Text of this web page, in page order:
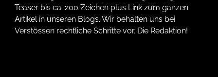
Teaser bis ca. 200 Zeichen plus Link zum ganzen
Artikel in unseren Blogs. Wir behalten uns bei
Verstössen rechtliche Schritte vor. Die Redaktion!